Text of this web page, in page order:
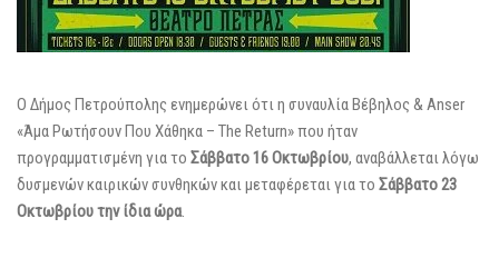
Ο Δήμος Πετρούπολης ενημερώνει ότι η συναυλία Βέβηλος & Anser
«Άμα Ρωτήσουν Που Χάθηκα – The Return» που ήταν
προγραμματισμένη για το Σάββατο 16 Οκτωβρίου, αναβάλλεται λόγω
δυσμενών καιρικών συνθηκών και μεταφέρεται για το Σάββατο 23
Οκτωβρίου την ίδια ώρα.